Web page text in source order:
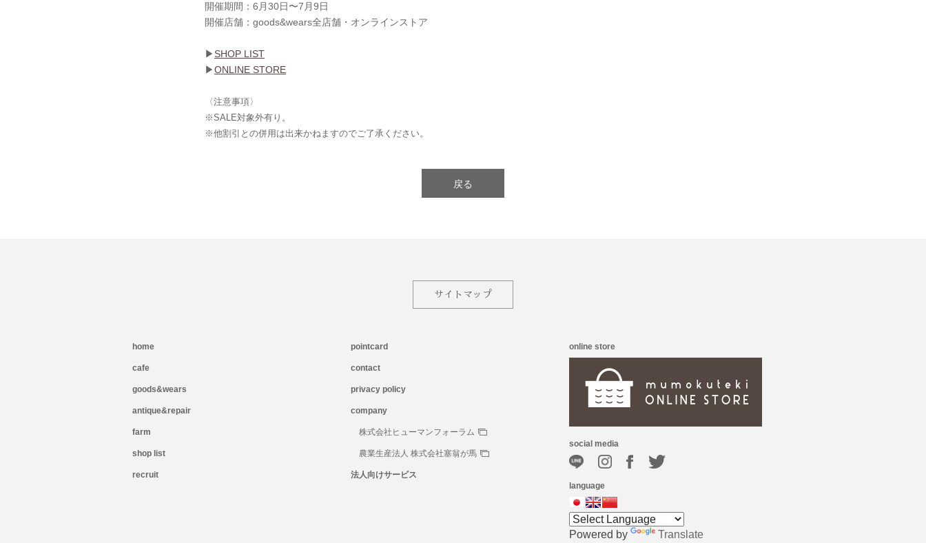
開催期間：6月30日〜7月9日
開催店舗：goods&wears全店舗・オンラインストア
▶︎ SHOP LIST
▶︎ONLINE STORE
〈注意事項〉
※SALE対象外有り。
※他割引との併用は出来かねますのでご了承ください。
戻る
サイトマップ
home
cafe
goods&wears
antique&repair
farm
shop list
recruit
pointcard
contact
privacy policy
company
株式会社ヒューマンフォーラム
農業生産法人 株式会社塞翁が馬
法人向けサービス
online store
social media
language
Powered by Translate